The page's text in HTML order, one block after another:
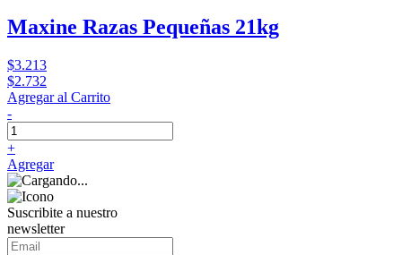
Maxine Razas Pequeñas 21kg
$3.213
$2.732
Agregar al Carrito
-
+
Agregar
Suscribite a nuestro
newsletter